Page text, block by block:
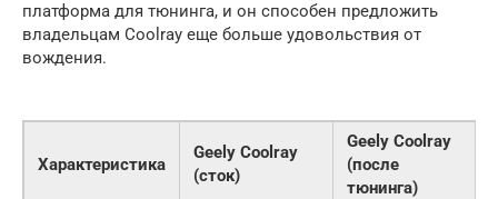
платформа для тюнинга, и он способен предложить
владельцам Coolray еще больше удовольствия от
вождения.
Характеристика
Geely Coolray
(сток)
Geely Coolray
(после
тюнинга)